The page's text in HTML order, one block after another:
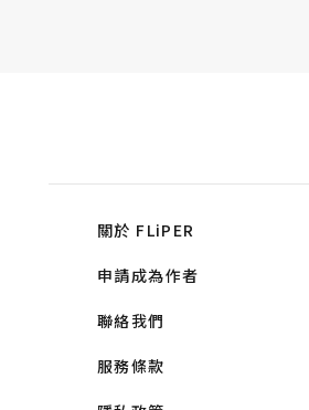
關於 FLiPER
申請成為作者
聯絡我們
服務條款